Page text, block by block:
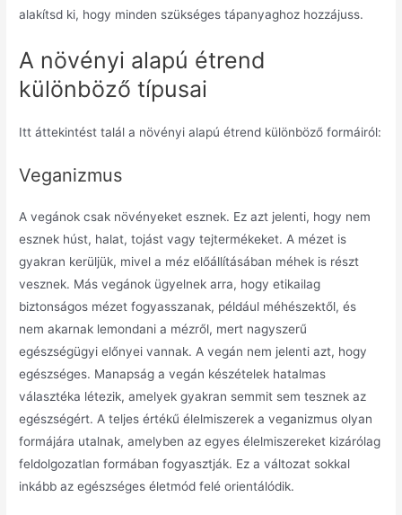
alakítsd ki, hogy minden szükséges tápanyaghoz hozzájuss.
A növényi alapú étrend
különböző típusai
Itt áttekintést talál a növényi alapú étrend különböző formáiról:
Veganizmus
A vegánok csak növényeket esznek. Ez azt jelenti, hogy nem
esznek húst, halat, tojást vagy tejtermékeket. A mézet is
gyakran kerüljük, mivel a méz előállításában méhek is részt
vesznek. Más vegánok ügyelnek arra, hogy etikailag
biztonságos mézet fogyasszanak, például méhészektől, és
nem akarnak lemondani a mézről, mert nagyszerű
egészségügyi előnyei vannak. A vegán nem jelenti azt, hogy
egészséges. Manapság a vegán készételek hatalmas
választéka létezik, amelyek gyakran semmit sem tesznek az
egészségért. A teljes értékű élelmiszerek a veganizmus olyan
formájára utalnak, amelyben az egyes élelmiszereket kizárólag
feldolgozatlan formában fogyasztják. Ez a változat sokkal
inkább az egészséges életmód felé orientálódik.